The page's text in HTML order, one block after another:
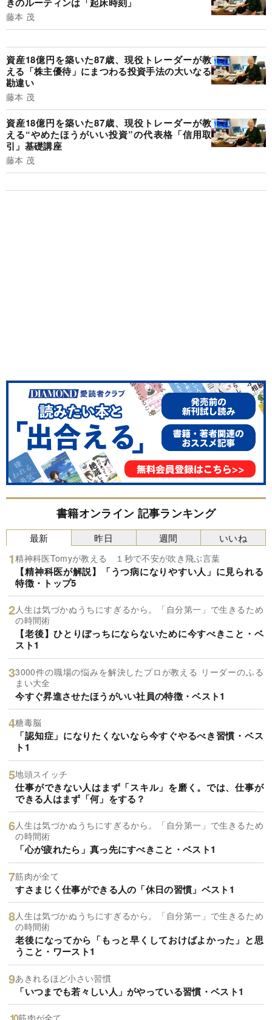
藤本 茂
資産18億円を築いた87歳、現役トレーダーが教
える「株主優待」にまつわる投資手法の大いなる
勘違い
藤本 茂
資産18億円を築いた87歳、現役トレーダーが教
える“やめたほうがいい投資”の代表格「信用取
引」基礎講座
藤本 茂
書籍オンライン 記事ランキング
最新
精神科医Tomyが教える １秒で不安が吹き飛ぶ言葉
【精神科医が解説】「うつ病になりやすい人」に見られる
特徴・トップ5
人生は気づかぬうちにすぎるから。「自分第一」で生きるため
の時間術
【老後】ひとりぼっちにならないために今すべきこと・ベ
スト1
3000件の職場の悩みを解決したプロが教える リーダーのふる
まい大全
今すぐ昇進させたほうがいい社員の特徴・ベスト1
糖毒脳
「認知症」になりたくないなら今すぐやるべき習慣・ベス
ト1
地頭スイッチ
仕事ができない人はまず「スキル」を磨く。では、仕事が
できる人はまず「何」をする？
人生は気づかぬうちにすぎるから。「自分第一」で生きるため
の時間術
「心が疲れたら」真っ先にすべきこと・ベスト1
筋肉が全て
すさまじく仕事ができる人の「休日の習慣」ベスト1
人生は気づかぬうちにすぎるから。「自分第一」で生きるため
の時間術
老後になってから「もっと早くしておけばよかった」と思
うこと・ワースト1
あきれるほど小さい習慣
「いつまでも若々しい人」がやっている習慣・ベスト1
昨日 週間 いいね